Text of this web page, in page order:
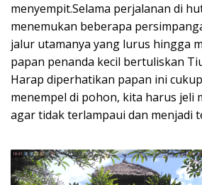
menyempit.Selama perjalanan di
menemukan beberapa
jalur utamanya yang lurus hingga
papan penanda kecil bertuliskan
Harap diperhatikan papan ini
menempel di pohon, kita harus jeli
agar tidak terlampaui dan menjadi